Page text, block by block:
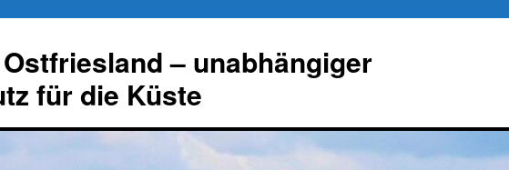
– unabhängiger
für die Küste